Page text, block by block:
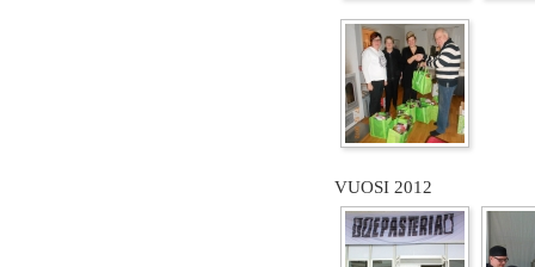
VUOSI 2012